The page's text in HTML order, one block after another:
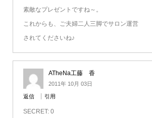
素敵なプレゼントですね～。
これからも、ご夫婦二人三脚でサロン運営
されてくださいね♪
ATheNa工藤 香
2011年 10月 03日
返信 引用
SECRET: 0